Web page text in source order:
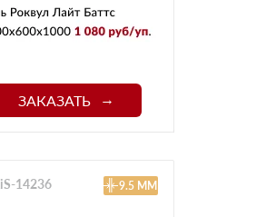
ЗАКАЗАТЬ
14236 9.5 ММ